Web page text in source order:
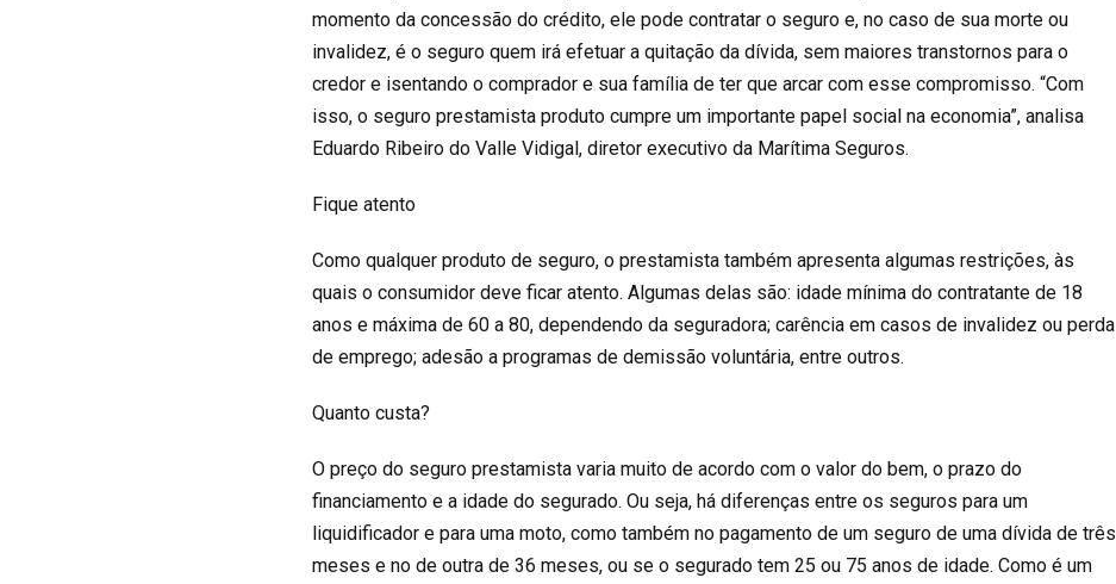
momento da concessão do crédito, ele pode contratar o seguro e, no caso de sua morte ou
invalidez, é o seguro quem irá efetuar a quitação da dívida, sem maiores transtornos para o
credor e isentando o comprador e sua família de ter que arcar com esse compromisso. “Com
isso, o seguro prestamista produto cumpre um importante papel social na economia”, analisa
Eduardo Ribeiro do Valle Vidigal, diretor executivo da Marítima Seguros.
Fique atento
Como qualquer produto de seguro, o prestamista também apresenta algumas restrições, às
quais o consumidor deve ficar atento. Algumas delas são: idade mínima do contratante de 18
anos e máxima de 60 a 80, dependendo da seguradora; carência em casos de invalidez ou perda
de emprego; adesão a programas de demissão voluntária, entre outros.
Quanto custa?
O preço do seguro prestamista varia muito de acordo com o valor do bem, o prazo do
financiamento e a idade do segurado. Ou seja, há diferenças entre os seguros para um
liquidificador e para uma moto, como também no pagamento de um seguro de uma dívida de três
meses e no de outra de 36 meses, ou se o segurado tem 25 ou 75 anos de idade. Como é um